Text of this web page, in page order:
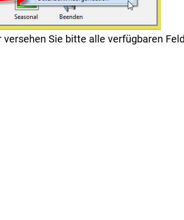
Sie bitte alle verfügbaren